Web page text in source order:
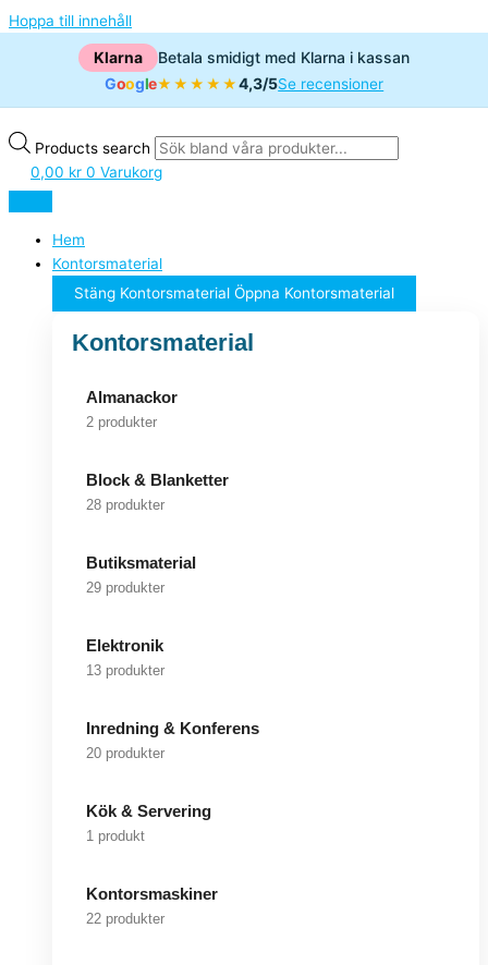
Hoppa till innehåll
Klarna
Betala smidigt med Klarna i kassan
Google★★★★★4,3/5Se recensioner
Products search
0,00 kr 0 Varukorg
Hem
Kontorsmaterial
Stäng Kontorsmaterial Öppna Kontorsmaterial
Kontorsmaterial
Almanackor
2 produkter
Block & Blanketter
28 produkter
Butiksmaterial
29 produkter
Elektronik
13 produkter
Inredning & Konferens
20 produkter
Kök & Servering
1 produkt
Kontorsmaskiner
22 produkter